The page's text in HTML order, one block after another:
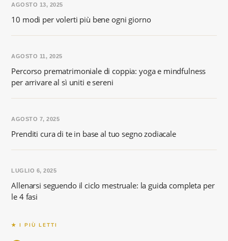
10 modi per volerti più bene ogni giorno
AGOSTO 13, 2025
Percorso prematrimoniale di coppia: yoga e mindfulness
per arrivare al sì uniti e sereni
AGOSTO 11, 2025
Prenditi cura di te in base al tuo segno zodiacale
AGOSTO 7, 2025
Allenarsi seguendo il ciclo mestruale: la guida completa per
le 4 fasi
LUGLIO 6, 2025
★ I PIÙ LETTI